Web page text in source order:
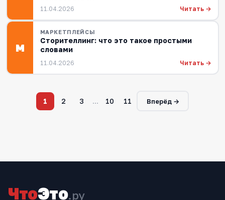
11.04.2026 Читать →
М
МАРКЕТПЛЕЙСЫ
Сторителлинг: что это такое простыми
словами
11.04.2026 Читать →
1 2 3 … 10 11 Вперёд →
ЧтоЭто.ру